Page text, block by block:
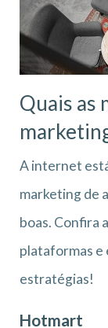
Quais as
A internet
marketing de
boas. Confira
plataformas e
estratégias!
Hotmart